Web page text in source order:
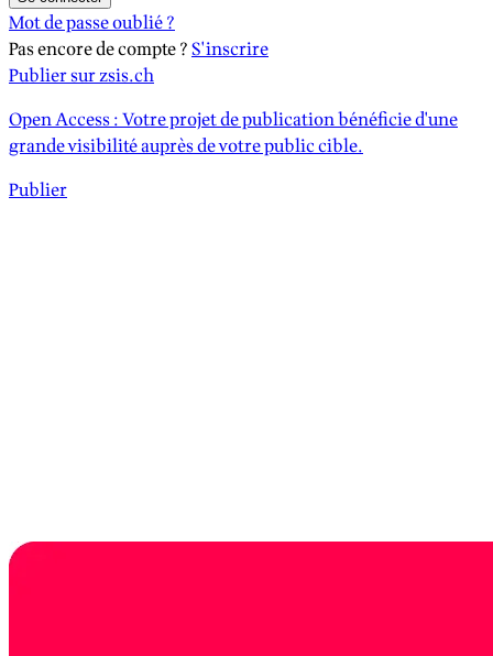
Mot de passe oublié ?
Pas encore de compte ?S'inscrire
Publier sur zsis.ch
Open Access : Votre projet de publication bénéficie d'une
grande visibilité auprès de votre public cible.
Publier